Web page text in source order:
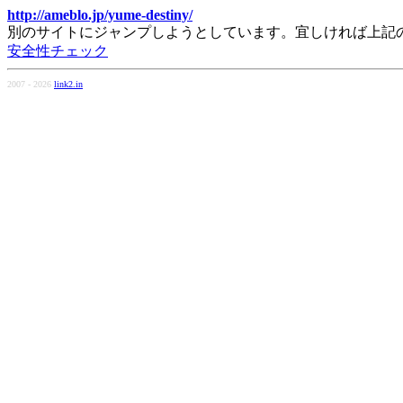
http://ameblo.jp/yume-destiny/
別のサイトにジャンプしようとしています。宜しければ上記
安全性チェック
2007 - 2026 link2.in